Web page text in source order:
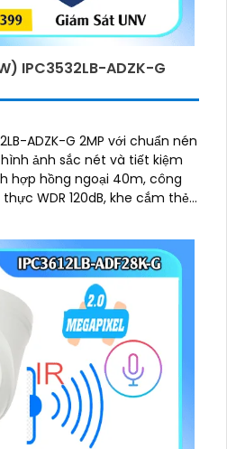
IPC3532LB-ADZK-G
ADZK-G 2MP với chuẩn nén
ảnh sắc nét và tiết kiệm
WDR 120dB, khe cắm thẻ